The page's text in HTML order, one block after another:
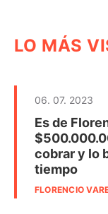
LO MÁS
06. 07. 2023
Es de
cobrar y lo
tiempo
FLORENCIO